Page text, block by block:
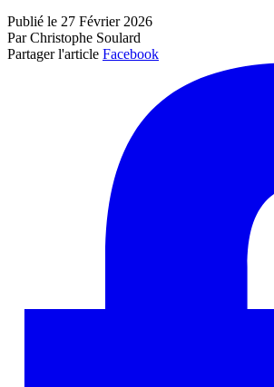
Publié le 27 Février 2026
Par Christophe Soulard
Partager l'article Facebook